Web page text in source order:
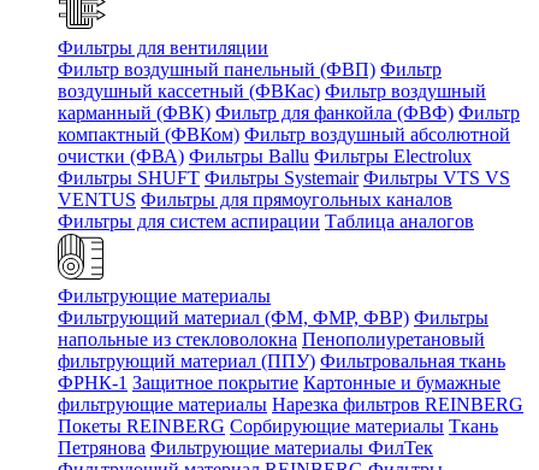
Фильтры для вентиляции
Фильтр воздушный панельный (ФВП) Фильтр
воздушный кассетный (ФВКас) Фильтр воздушный
карманный (ФВК) Фильтр для фанкойла (ФВФ) Фильтр
компактный (ФВКом) Фильтр воздушный абсолютной
очистки (ФВА) Фильтры Ballu Фильтры Electrolux
Фильтры SHUFT Фильтры Systemair Фильтры VTS VS
VENTUS Фильтры для прямоугольных каналов
Фильтры для систем аспирации Таблица аналогов
Фильтрующие материалы
Фильтрующий материал (ФМ, ФМР, ФВР) Фильтры
напольные из стекловолокна Пенополиуретановый
фильтрующий материал (ППУ) Фильтровальная ткань
ФРНК-1 Защитное покрытие Картонные и бумажные
фильтрующие материалы Нарезка фильтров REINBERG
Покеты REINBERG Сорбирующие материалы Ткань
Петрянова Фильтрующие материалы ФилТек